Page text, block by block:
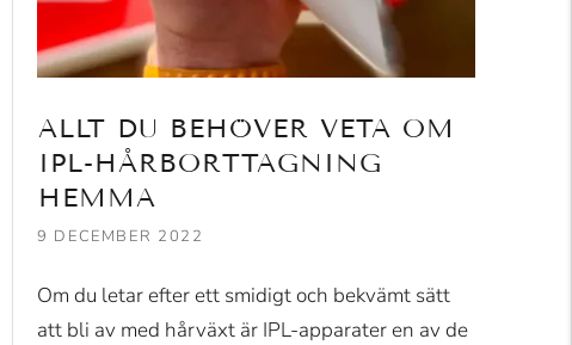
ALLT DU BEHÖVER VETA OM
IPL-HÅRBORTTAGNING
HEMMA
9 DECEMBER 2022
Om du letar efter ett smidigt och bekvämt sätt
att bli av med hårväxt är IPL-apparater en av de